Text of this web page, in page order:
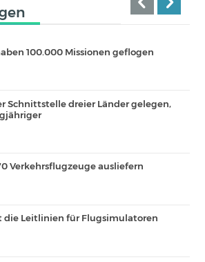
100.000 Missionen geflogen
Schnittstelle dreier Länder gelegen,
Verkehrsflugzeuge ausliefern
die Leitlinien für Flugsimulatoren